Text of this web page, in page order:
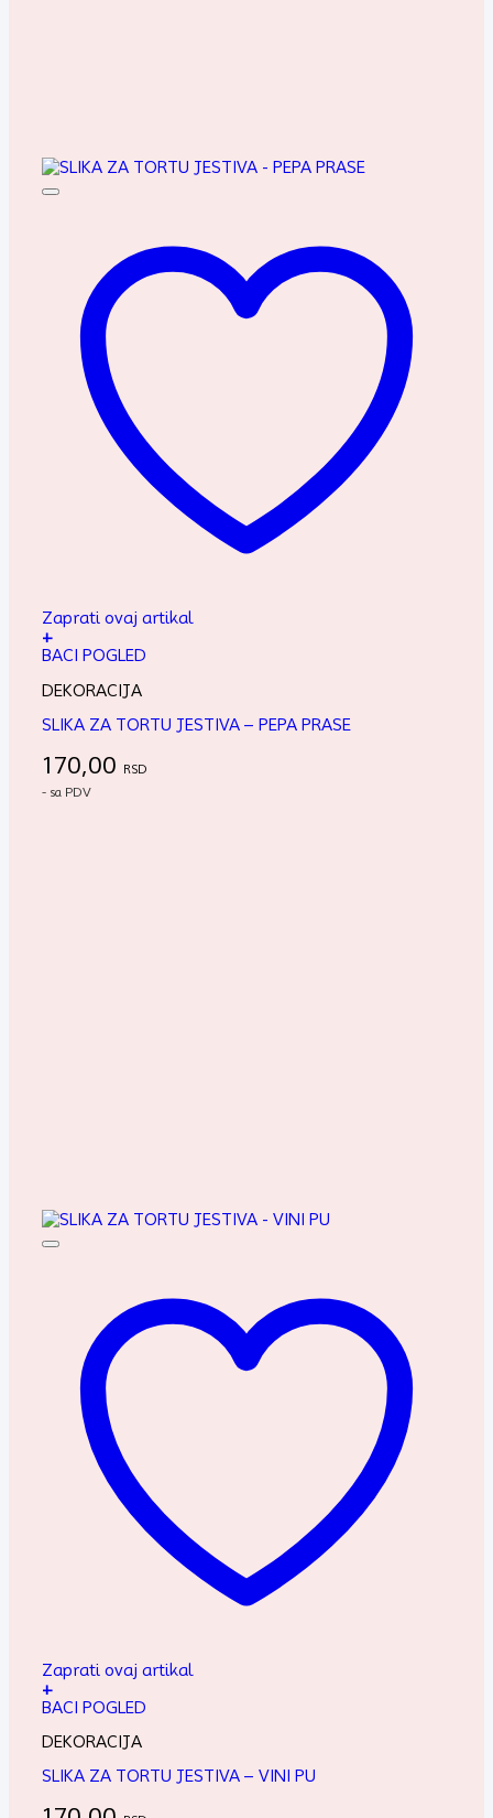
Zaprati ovaj artikal
+
BACI POGLED
DEKORACIJA
SLIKA ZA TORTU JESTIVA – PEPA PRASE
170,00 RSD
- sa PDV
Zaprati ovaj artikal
+
BACI POGLED
DEKORACIJA
SLIKA ZA TORTU JESTIVA – VINI PU